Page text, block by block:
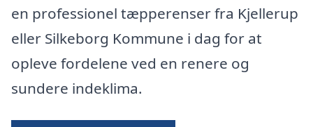
en professionel tæpperenser fra Kjellerup
eller Silkeborg Kommune i dag for at
opleve fordelene ved en renere og
sundere indeklima.